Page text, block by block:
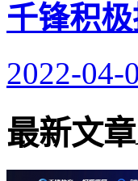
千锋积
2022-04-
最新文章